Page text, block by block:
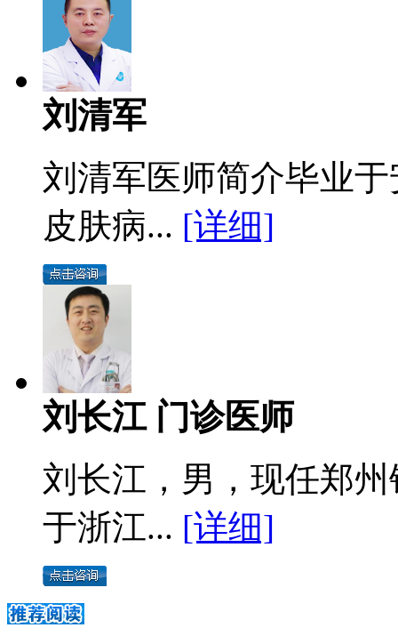
刘清军
刘清军医师简介毕业
皮肤病... [详细]
刘长江 门诊医师
刘长江，男，现任郑
于浙江... [详细]